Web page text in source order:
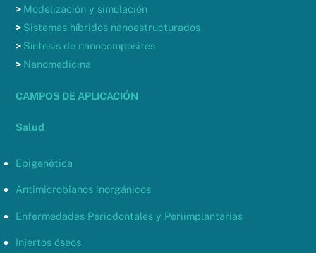
> Modelización y simulación
> Sistemas híbridos nanoestructurados
> Síntesis de nanocomposites
> Nanomedicina
CAMPOS DE APLICACIÓN
Salud
Epigenética
Antimicrobianos inorgánicos
Enfermedades Periodontales y Periimplantarias
Injertos óseos